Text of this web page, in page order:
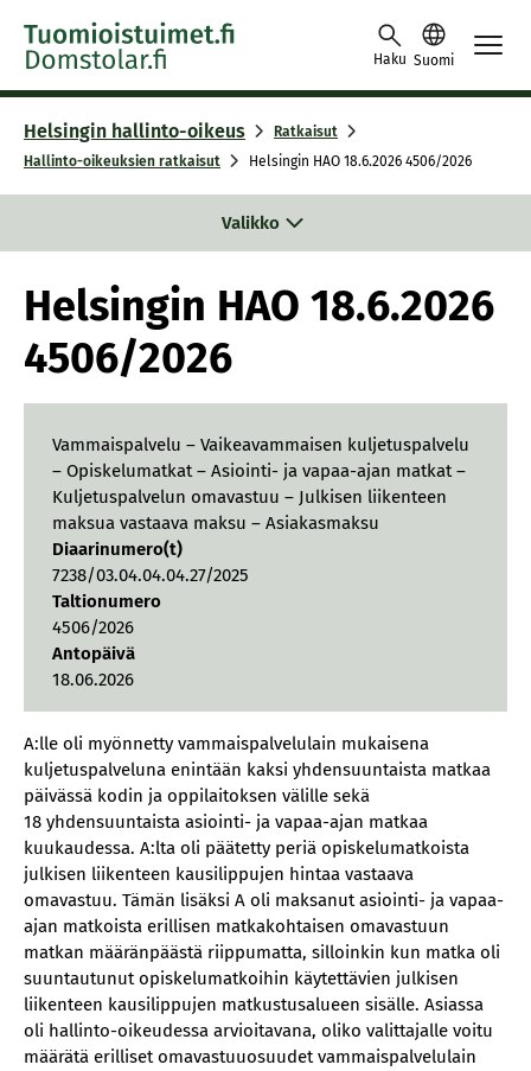
Skip to content -saavutettavuusohje
Haku Suomi
Helsingin hallinto-oikeus
Ratkaisut
Hallinto-oikeuksien ratkaisut
Helsingin HAO 18.6.2026 4506/2026
Valikko
Helsingin HAO 18.6.2026
4506/2026
Vammaispalvelu – Vaikeavammaisen kuljetuspalvelu
– Opiskelumatkat – Asiointi- ja vapaa-ajan matkat –
Kuljetuspalvelun omavastuu – Julkisen liikenteen
maksua vastaava maksu – Asiakasmaksu
Diaarinumero(t)
7238/03.04.04.04.27/2025
Taltionumero
4506/2026
Antopäivä
18.06.2026
A:lle oli myönnetty vammaispalvelulain mukaisena
kuljetuspalveluna enintään kaksi yhdensuuntaista matkaa
päivässä kodin ja oppilaitoksen välille sekä
18 yhdensuuntaista asiointi- ja vapaa-ajan matkaa
kuukaudessa. A:lta oli päätetty periä opiskelumatkoista
julkisen liikenteen kausilippujen hintaa vastaava
omavastuu. Tämän lisäksi A oli maksanut asiointi- ja vapaa-
ajan matkoista erillisen matkakohtaisen omavastuun
matkan määränpäästä riippumatta, silloinkin kun matka oli
suuntautunut opiskelumatkoihin käytettävien julkisen
liikenteen kausilippujen matkustusalueen sisälle. Asiassa
oli hallinto-oikeudessa arvioitavana, oliko valittajalle voitu
määrätä erilliset omavastuuosuudet vammaispalvelulain